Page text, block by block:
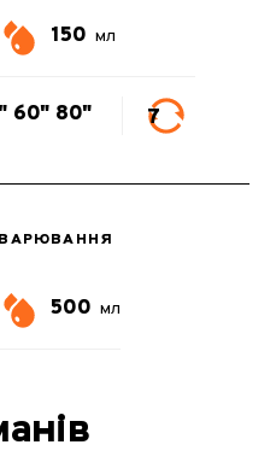
150 мл
60" 80" 7
500 мл